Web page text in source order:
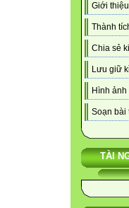
Giới
Thành
Chia sẻ
Lưu giữ
Hình
Soạn bài
TÀI